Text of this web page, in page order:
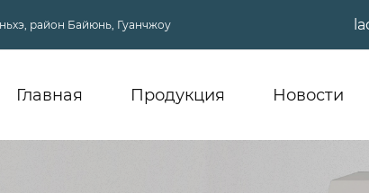
район Байюнь, Гуанчжоу
Главная Продукция Новости